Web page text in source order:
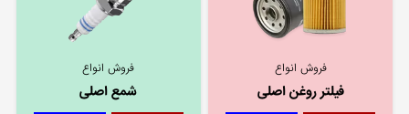
فروش انواع
فیلتر روغن اصلی
فروش انواع
شمع اصلی